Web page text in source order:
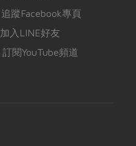
追蹤Facebook專頁
加入LINE好友
訂閱YouTube頻道